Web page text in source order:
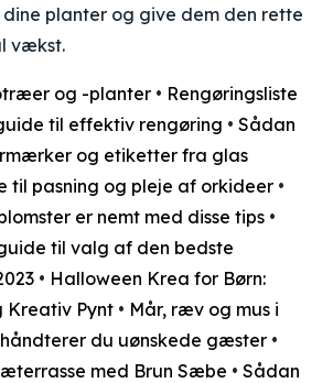
planter og give dem den rette
vækst.
og -planter • Rengøringsliste
til effektiv rengøring • Sådan
og etiketter fra glas
til pasning og pleje af orkideer •
er nemt med disse tips •
til valg af den bedste
• Halloween Krea for Børn:
Kreativ Pynt • Mår, ræv og mus i
du uønskede gæster •
med Brun Sæbe • Sådan